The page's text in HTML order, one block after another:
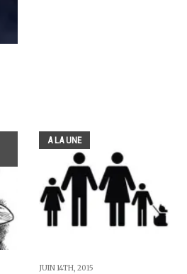
A LA UNE
JUIN 14TH, 2015